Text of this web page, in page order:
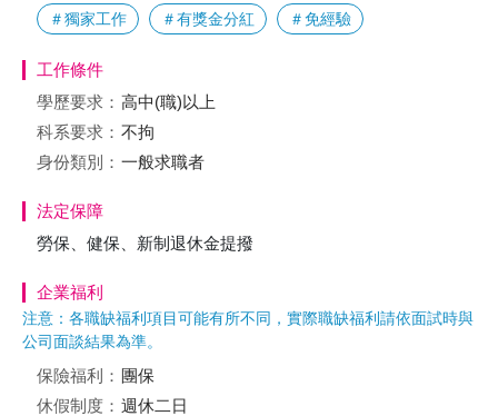
＃獨家工作 ＃有獎金分紅 ＃免經驗
工作條件
學歷要求： 高中(職)以上
科系要求： 不拘
身份類別： 一般求職者
法定保障
勞保、健保、新制退休金提撥
企業福利
注意：各職缺福利項目可能有所不同，實際職缺福利請依面試時與
公司面談結果為準。
保險福利： 團保
休假制度： 週休二日